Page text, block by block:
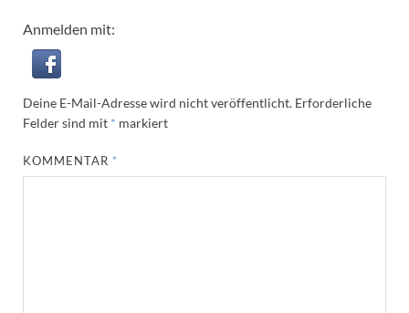
Anmelden mit:
Deine E-Mail-Adresse wird nicht veröffentlicht. Erforderliche
Felder sind mit * markiert
KOMMENTAR *